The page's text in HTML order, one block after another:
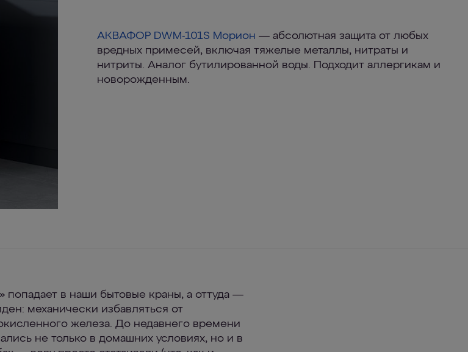
АКВАФОР DWM-101S Морион — абсолютная защита от любых
вредных примесей, включая тяжелые металлы, нитраты и
нитриты. Аналог бутилированной воды. Подходит аллергикам и
новорожденным.
попадает в наши бытовые краны, а оттуда —
механически избавляться от
железа. До недавнего времени
не только в домашних условиях, но и в